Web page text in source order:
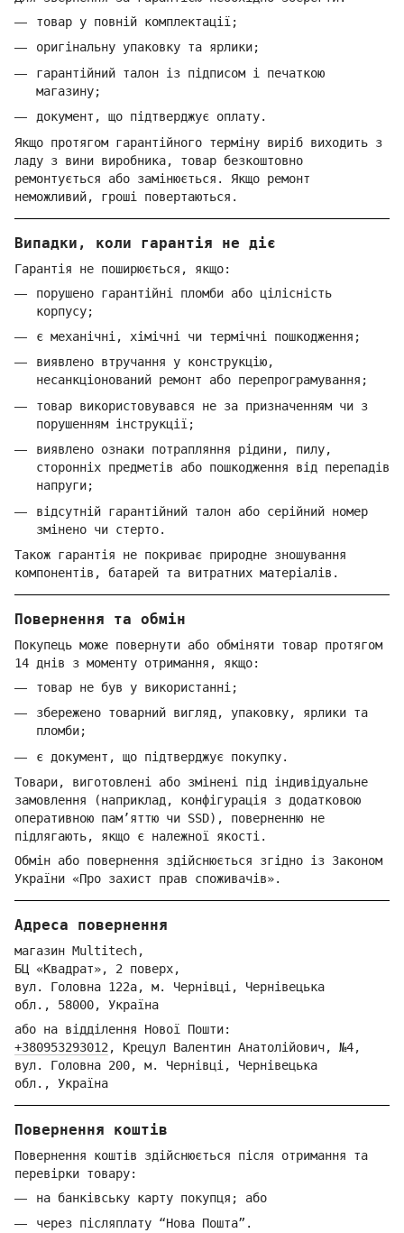
товар у повній комплектації;
оригінальну упаковку та ярлики;
гарантійний талон із підписом і печаткою
магазину;
документ, що підтверджує оплату.
Якщо протягом гарантійного терміну виріб виходить з
ладу з вини виробника, товар безкоштовно
ремонтується або замінюється. Якщо ремонт
неможливий, гроші повертаються.
Випадки, коли гарантія не діє
Гарантія не поширюється, якщо:
порушено гарантійні пломби або цілісність
корпусу;
є механічні, хімічні чи термічні пошкодження;
виявлено втручання у конструкцію,
несанкціонований ремонт або перепрограмування;
товар використовувався не за призначенням чи з
порушенням інструкції;
виявлено ознаки потрапляння рідини, пилу,
сторонніх предметів або пошкодження від перепадів
напруги;
відсутній гарантійний талон або серійний номер
змінено чи стерто.
Також гарантія не покриває природне зношування
компонентів, батарей та витратних матеріалів.
Повернення та обмін
Покупець може повернути або обміняти товар протягом
14 днів з моменту отримання, якщо:
товар не був у використанні;
збережено товарний вигляд, упаковку, ярлики та
пломби;
є документ, що підтверджує покупку.
Товари, виготовлені або змінені під індивідуальне
замовлення (наприклад, конфігурація з додатковою
оперативною пам’яттю чи SSD), поверненню не
підлягають, якщо є належної якості.
Обмін або повернення здійснюється згідно із Законом
України «Про захист прав споживачів».
Адреса повернення
магазин Multitech,
БЦ «Квадрат», 2 поверх,
вул. Головна 122а, м. Чернівці, Чернівецька
обл., 58000, Україна
або на відділення Нової Пошти:
+380953293012 , Крецул Валентин Анатолійович, №4,
вул. Головна 200, м. Чернівці, Чернівецька
обл., Україна
Повернення коштів
Повернення коштів здійснюється після отримання та
перевірки товару:
на банківську карту покупця; або
через післяплату “Нова Пошта”.